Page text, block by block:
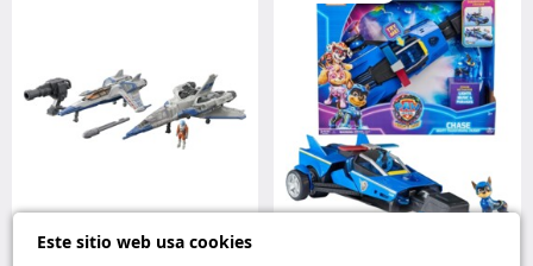
Este sitio web usa cookies